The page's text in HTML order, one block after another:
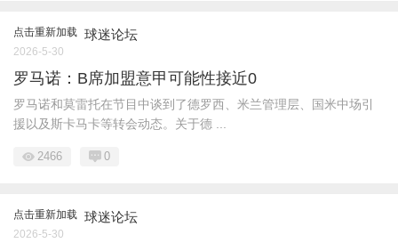
点击重新加载 球迷论坛
2026-5-30
罗马诺：B席加盟意甲可能性接近0
罗马诺和莫雷托在节目中谈到了德罗西、米兰管理层、国米中场引
援以及斯卡马卡等转会动态。关于德 ...
2466 0
点击重新加载 球迷论坛
2026-5-30